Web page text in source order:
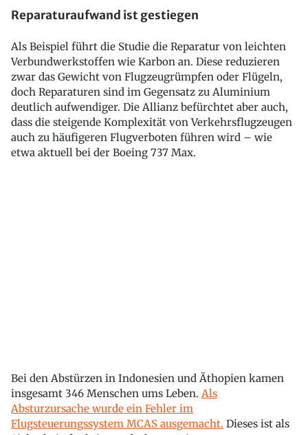
Reparaturaufwand ist gestiegen
Als Beispiel führt die Studie die Reparatur von leichten
Verbundwerkstoffen wie Karbon an. Diese reduzieren
zwar das Gewicht von Flugzeugrümpfen oder Flügeln,
doch Reparaturen sind im Gegensatz zu Aluminium
deutlich aufwendiger. Die Allianz befürchtet aber auch,
dass die steigende Komplexität von Verkehrsflugzeugen
auch zu häufigeren Flugverboten führen wird – wie
etwa aktuell bei der Boeing 737 Max.
Bei den Abstürzen in Indonesien und Äthopien kamen
insgesamt 346 Menschen ums Leben. Als
Absturzursache wurde ein Fehler im
Flugsteuerungssystem MCAS ausgemacht. Dieses ist als